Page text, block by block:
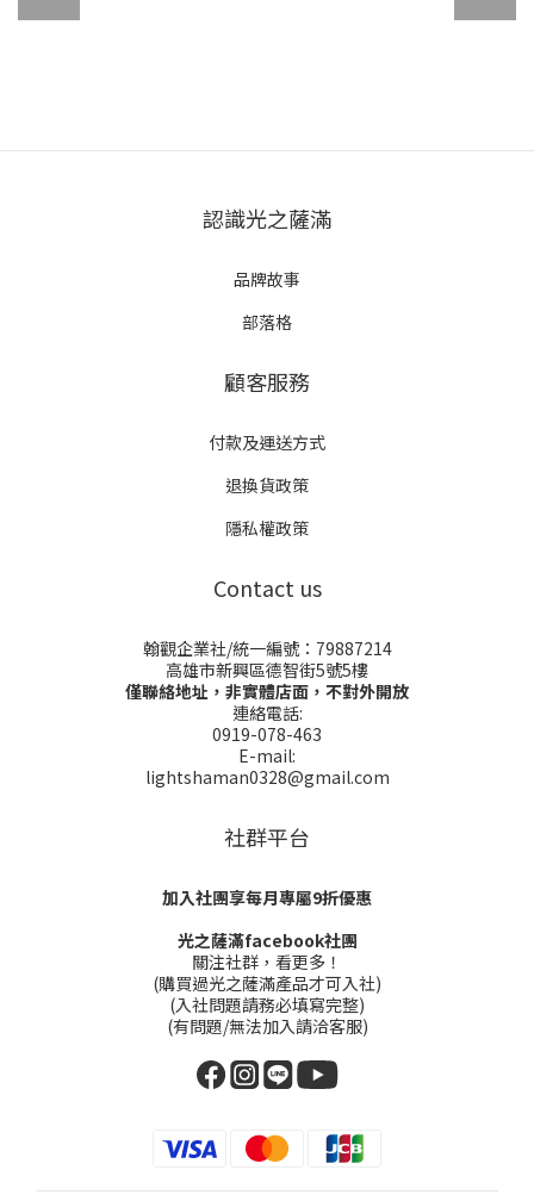
認識光之薩滿
品牌故事
部落格
顧客服務
付款及運送方式
退換貨政策
隱私權政策
Contact us
翰觀企業社/統一編號：79887214
高雄市新興區德智街5號5樓
僅聯絡地址，非實體店面，不對外開放
連絡電話:
0919-078-463
E-mail:
lightshaman0328@gmail.com
社群平台
加入社團享每月專屬9折優惠
光之薩滿facebook社團
關注社群，看更多！
(購買過光之薩滿產品才可入社)
(入社問題請務必填寫完整)
(有問題/無法加入請洽客服)